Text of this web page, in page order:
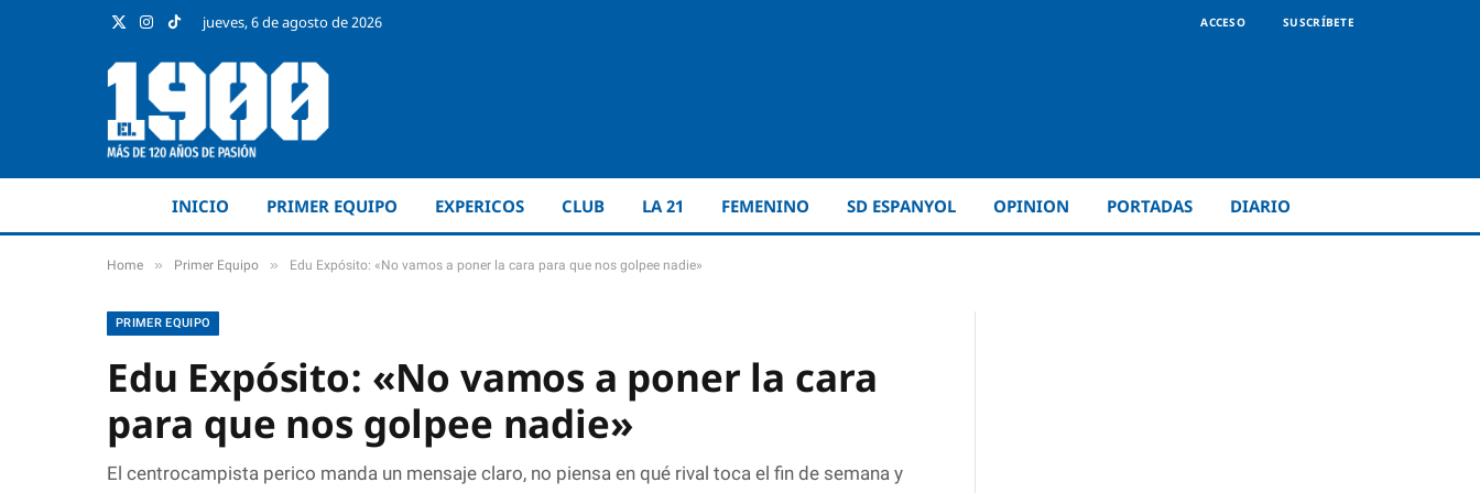
X
Instagram
TikTokjueves, 6 de agosto de 2026 ACCESO SUSCRÍBETE
INICIO PRIMER EQUIPO EXPERICOS CLUB LA 21 FEMENINO SD ESPANYOL OPINION PORTADAS DIARIO
Home » Primer Equipo » Edu Expósito: «No vamos a poner la cara para que nos golpee nadie»
PRIMER EQUIPO
Edu Expósito: «No vamos a poner la cara
para que nos golpee nadie»
El centrocampista perico manda un mensaje claro, no piensa en qué rival toca el fin de semana y